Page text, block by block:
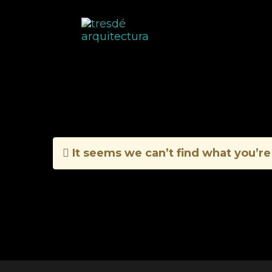
Sin categoría
It seems we can’t find what